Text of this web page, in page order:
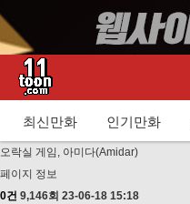
최신만화 인기만화
오락실 게임, 아미다(Amidar)
페이지 정보
0건 9,146회 23-06-18 15:18